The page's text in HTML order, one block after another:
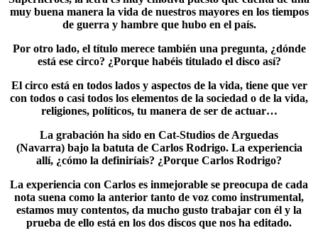
muy buena manera la vida de nuestros mayores en los tiempos
de guerra y hambre que hubo en el país.
Por otro lado, el título merece también una pregunta, ¿dónde
está ese circo? ¿Porque habéis titulado el disco así?
El circo está en todos lados y aspectos de la vida, tiene que ver
con todos o casi todos los elementos de la sociedad o de la vida,
religiones, políticos, tu manera de ser de actuar…
La grabación ha sido en Cat-Studios de Arguedas
(Navarra) bajo la batuta de Carlos Rodrigo. La experiencia
allí, ¿cómo la definiríais? ¿Porque Carlos Rodrigo?
La experiencia con Carlos es inmejorable se preocupa de cada
nota suena como la anterior tanto de voz como instrumental,
estamos muy contentos, da mucho gusto trabajar con él y la
prueba de ello está en los dos discos que nos ha editado.